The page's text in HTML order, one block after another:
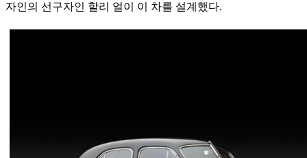
자인의 선구자인 할리 얼이 이 차를 설계했다.